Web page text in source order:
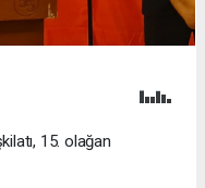
15. olağan